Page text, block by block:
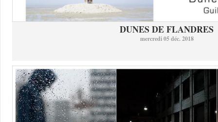
DUNES DE FLANDRES
mercredi 05 déc. 2018